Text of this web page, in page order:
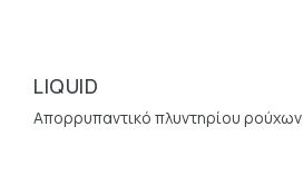
LIQUID
Απορρυπαντικό πλυντηρίου ρούχων